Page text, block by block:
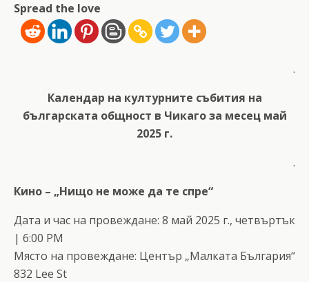
Spread the love
.
Календар на културните събития на
българската общност в Чикаго за месец май
2025 г.
.
Кино – „Нищо не може да те спре“
Дата и час на провеждане: 8 май 2025 г., четвъртък
| 6:00 PM
Място на провеждане: Център „Малката България“
832 Lee St